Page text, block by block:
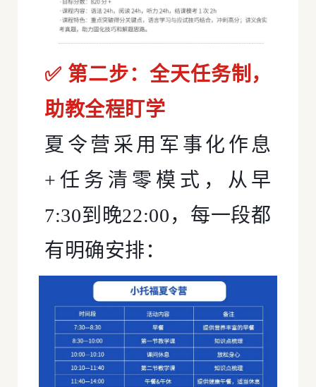
✅ 第二步：全天任务制，
助教全程盯学
夏令营采用军事化作息
+任务清零模式，从早
7:30到晚22:00，每一段都
有明确安排：